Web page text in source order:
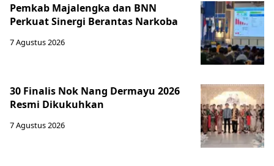
Pemkab Majalengka dan BNN
Perkuat Sinergi Berantas Narkoba
7 Agustus 2026
30 Finalis Nok Nang Dermayu 2026
Resmi Dikukuhkan
7 Agustus 2026